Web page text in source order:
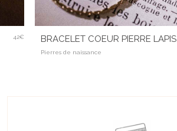
42€ BRACELET COEUR PIERRE LAPIS
Pierres de naissance